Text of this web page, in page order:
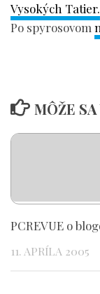
Vysokých Tatier.
Po spyrosovom
MÔŽE
PCREVUE o
11. APRÍLA 2005